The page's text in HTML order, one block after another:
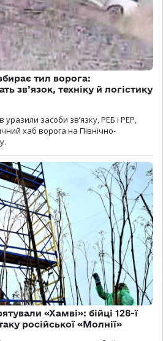
тил ворога:
зв’язок, техніку й логістику
засоби зв’язку, РЕБ і РЕР,
хаб ворога на Північно-
«Хамві»: бійці 128-ї
російської «Молнії»